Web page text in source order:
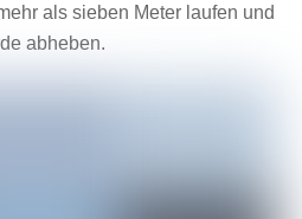
als sieben Meter laufen und
abheben.